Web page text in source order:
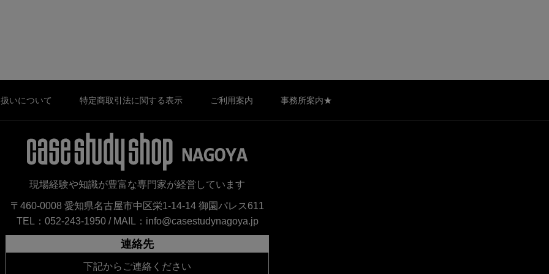
いについて 特定商取引法に関する表示 ご利用案内 事務所案内★
現場経験や知識が豊富な専門家が経営しています
〒460-0008 愛知県名古屋市中区栄1-14-14 御園パレス611
TEL：052-243-1950 / MAIL：info@casestudynagoya.jp
連絡先
下記からご連絡ください